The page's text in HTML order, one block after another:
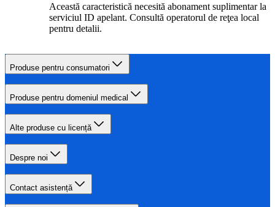
Această caracteristică necesită abonament suplimentar la
serviciul ID apelant. Consultă operatorul de reţea local
pentru detalii.
Produse pentru consumatori
Produse pentru domeniul medical
Alte produse cu licență
Despre noi
Contact asistență